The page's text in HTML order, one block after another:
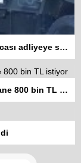
Narin’i Arama Çalışmaları 13. Gününde: Amcası adliyeye sevk edildi
Devlet hastanesinde ‘cihaz yok’, özel hastane 800 bin TL istiyor
eliyle